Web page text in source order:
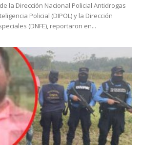
la Dirección Nacional Policial Antidrogas
Policial (DIPOL) y la Dirección
(DNFE), reportaron en...